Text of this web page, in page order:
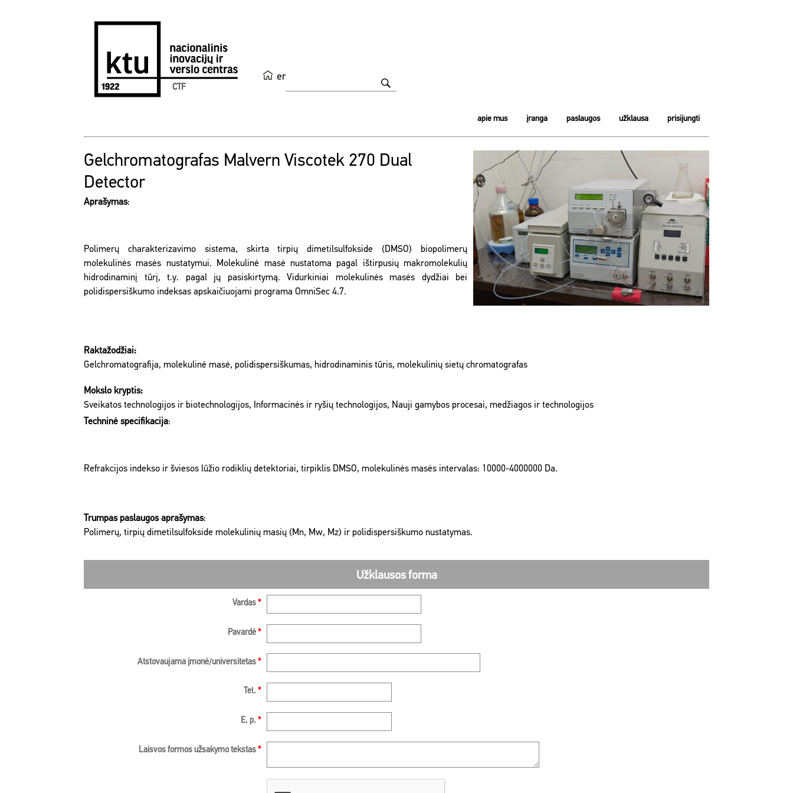
en
CTF
apie mus įranga paslaugos užklausa prisijungti
Gelchromatografas Malvern Viscotek 270 Dual
Detector
Aprašymas:
Polimerų charakterizavimo sistema, skirta tirpių dimetilsulfokside (DMSO) biopolimerų
molekulinės masės nustatymui. Molekulinė masė nustatoma pagal ištirpusių makromolekulių
hidrodinaminį tūrį, t.y. pagal jų pasiskirtymą. Vidurkiniai molekulinės masės dydžiai bei
polidispersiškumo indeksas apskaičiuojami programa OmniSec 4.7.
Raktažodžiai:
Gelchromatografija, molekulinė masė, polidispersiškumas, hidrodinaminis tūris, molekulinių sietų chromatografas
Mokslo kryptis:
Sveikatos technologijos ir biotechnologijos, Informacinės ir ryšių technologijos, Nauji gamybos procesai, medžiagos ir technologijos
Techninė specifikacija:
Refrakcijos indekso ir šviesos lūžio rodiklių detektoriai, tirpiklis DMSO, molekulinės masės intervalas: 10000-4000000 Da.
Trumpas paslaugos aprašymas:
Polimerų, tirpių dimetilsulfokside molekulinių masių (Mn, Mw, Mz) ir polidispersiškumo nustatymas.
Užklausos forma
Vardas *
Pavardė *
Atstovaujama įmonė/universitetas *
Tel. *
E. p. *
Laisvos formos užsakymo tekstas *